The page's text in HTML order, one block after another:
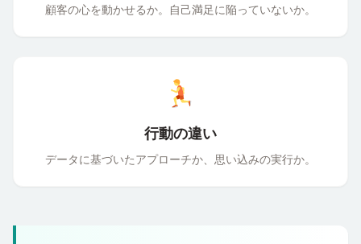
顧客の心を動かせるか。 自己満足に陥っていないか。
行動の違い
データに基づいたアプローチか、 思い込みの実行か。